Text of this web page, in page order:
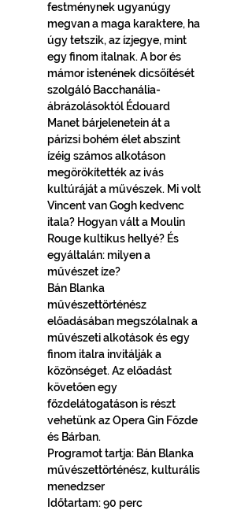
festménynek ugyanúgy
megvan a maga karaktere, ha
úgy tetszik, az ízjegye, mint
egy finom italnak. A bor és
mámor istenének dicsőítését
szolgáló Bacchanália-
ábrázolásoktól Édouard
Manet bárjelenetein át a
párizsi bohém élet abszint
ízéig számos alkotáson
megörökítették az ivás
kultúráját a művészek. Mi volt
Vincent van Gogh kedvenc
itala? Hogyan vált a Moulin
Rouge kultikus hellyé? És
egyáltalán: milyen a
művészet íze?
Bán Blanka
művészettörténész
előadásában megszólalnak a
művészeti alkotások és egy
finom italra invitálják a
közönséget. Az előadást
követően egy
főzdelátogatáson is részt
vehetünk az Opera Gin Főzde
és Bárban.
Programot tartja: Bán Blanka
művészettörténész, kulturális
menedzser
Időtartam: 90 perc